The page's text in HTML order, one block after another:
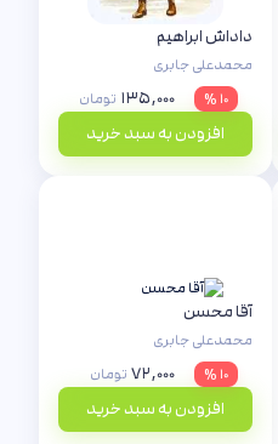
زمین را بازگو می‌کند.
داداش ابراهیم
محمدعلی جابری
۱۰ %
۱۳۵,۰۰۰ تومان
افزودن به سبد خرید
آقا محسن
محمدعلی جابری
۱۰ %
۷۲,۰۰۰ تومان
افزودن به سبد خرید